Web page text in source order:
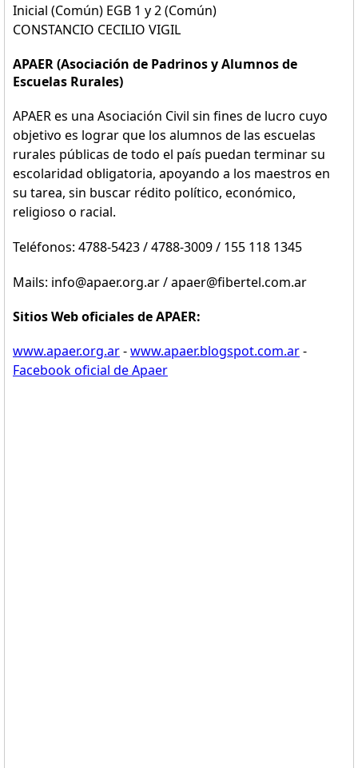
Inicial (Común) EGB 1 y 2 (Común)
CONSTANCIO CECILIO VIGIL
APAER (Asociación de Padrinos y Alumnos de
Escuelas Rurales)
APAER es una Asociación Civil sin fines de lucro cuyo
objetivo es lograr que los alumnos de las escuelas
rurales públicas de todo el país puedan terminar su
escolaridad obligatoria, apoyando a los maestros en
su tarea, sin buscar rédito político, económico,
religioso o racial.
Teléfonos: 4788-5423 / 4788-3009 / 155 118 1345
Mails: info@apaer.org.ar / apaer@fibertel.com.ar
Sitios Web oficiales de APAER:
www.apaer.org.ar-www.apaer.blogspot.com.ar-
Facebook oficial de Apaer